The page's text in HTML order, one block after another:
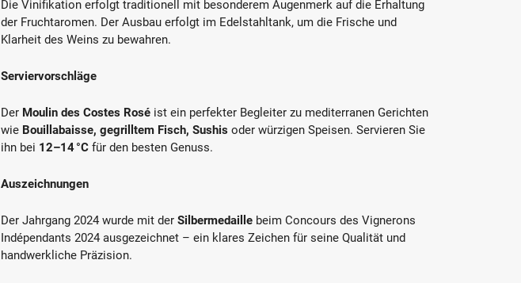
Die Vinifikation erfolgt traditionell mit besonderem Augenmerk auf die Erhaltung
der Fruchtaromen. Der Ausbau erfolgt im Edelstahltank, um die Frische und
Klarheit des Weins zu bewahren.
Serviervorschläge
Der Moulin des Costes Rosé ist ein perfekter Begleiter zu mediterranen Gerichten
wie Bouillabaisse, gegrilltem Fisch, Sushis oder würzigen Speisen. Servieren Sie
ihn bei 12–14 °C für den besten Genuss.
Auszeichnungen
Der Jahrgang 2024 wurde mit der Silbermedaille beim Concours des Vignerons
Indépendants 2024 ausgezeichnet – ein klares Zeichen für seine Qualität und
handwerkliche Präzision.